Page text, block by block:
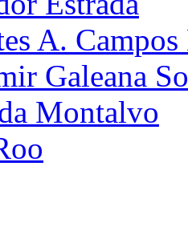
A.
Galeana
Montalvo